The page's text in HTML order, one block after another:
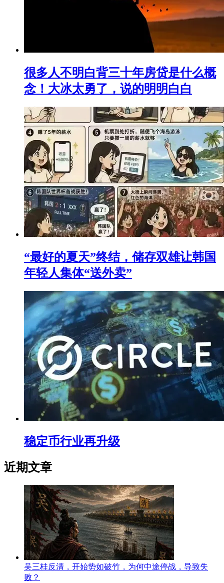
很多人不明白背三十年房贷是什么概
念！大冰太勇了，说的明明白白
“最好的夏天”终结，储存双雄让韩国
年轻人集体“送外卖”
稳定币行业再升级
近期文章
吴三桂反清，开始势如破竹，为何中途停战，导致失
败？